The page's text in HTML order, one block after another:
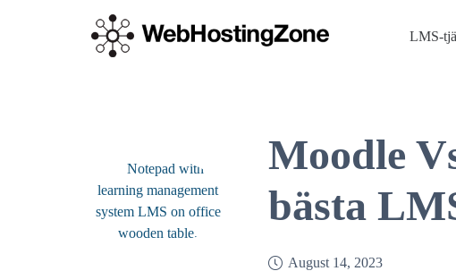
LMS-
Moodle
bästa
August 14, 2023